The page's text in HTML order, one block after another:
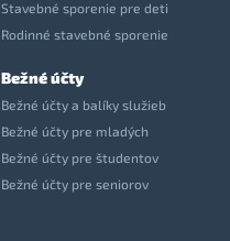
Stavebné sporenie pre deti
Rodinné stavebné sporenie
Bežné účty
Bežné účty a balíky služieb
Bežné účty pre mladých
Bežné účty pre študentov
Bežné účty pre seniorov